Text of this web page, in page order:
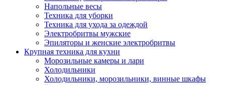
Напольные весы
Техника для уборки
Техника для ухода за одеждой
Электробритвы мужские
Эпиляторы и женские электробритвы
Крупная техника для кухни
Морозильные камеры и лари
Холодильники
Холодильники, морозильники, винные шкафы